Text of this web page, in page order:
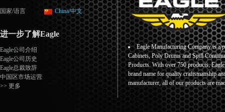
国家/语言 China/中文
进一步了解Eagle
Eagle公司介绍
Eagle公司历史
Eagle总裁致辞
中国区市场运营
>> 更多
Eagle Manufacturing Company is a
Cabinets, Poly Drums and Spill
Products. With over 750 products,
brand name for quality craftsmanship
manufacturer, all of our products are